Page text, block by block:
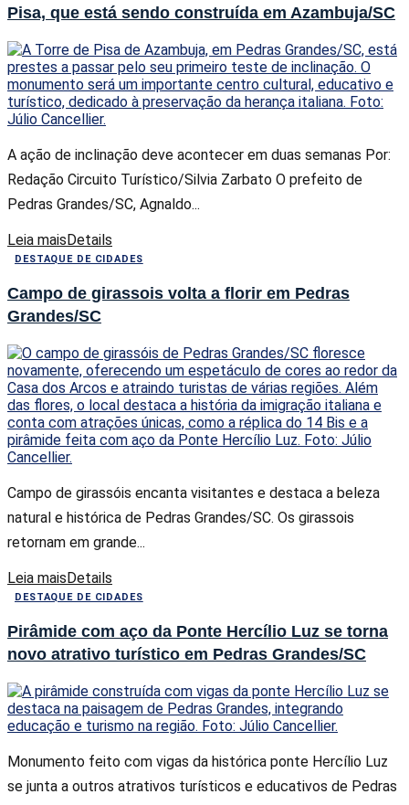
Pisa, que está sendo construída em Azambuja/SC
A ação de inclinação deve acontecer em duas semanas Por:
Redação Circuito Turístico/Silvia Zarbato O prefeito de
Pedras Grandes/SC, Agnaldo...
Leia maisDetails
DESTAQUE DE CIDADES
Campo de girassois volta a florir em Pedras
Grandes/SC
Campo de girassóis encanta visitantes e destaca a beleza
natural e histórica de Pedras Grandes/SC. Os girassois
retornam em grande...
Leia maisDetails
DESTAQUE DE CIDADES
Pirâmide com aço da Ponte Hercílio Luz se torna
novo atrativo turístico em Pedras Grandes/SC
Monumento feito com vigas da histórica ponte Hercílio Luz
se junta a outros atrativos turísticos e educativos de Pedras